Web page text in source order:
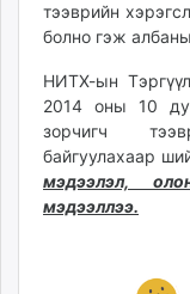
paparazzi.mn
unread.today
тээврийн
болно гэж
НИТХ-ын
2014 оны 10
зорчигч
байгуулахаар
мэдээлэл,
мэдээллээ.